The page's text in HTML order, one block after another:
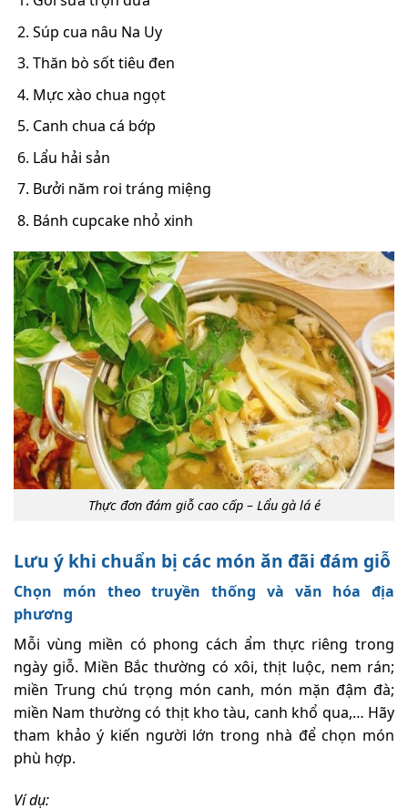
Súp cua nâu Na Uy
Thăn bò sốt tiêu đen
Mực xào chua ngọt
Canh chua cá bớp
Lẩu hải sản
Bưởi năm roi tráng miệng
Bánh cupcake nhỏ xinh
Thực đơn đám giỗ cao cấp – Lẩu gà lá é
Lưu ý khi chuẩn bị các món ăn đãi đám giỗ
Chọn món theo truyền thống và văn hóa địa
phương
Mỗi vùng miền có phong cách ẩm thực riêng trong
ngày giỗ. Miền Bắc thường có xôi, thịt luộc, nem rán;
miền Trung chú trọng món canh, món mặn đậm đà;
miền Nam thường có thịt kho tàu, canh khổ qua,… Hãy
tham khảo ý kiến người lớn trong nhà để chọn món
phù hợp.
Ví dụ: